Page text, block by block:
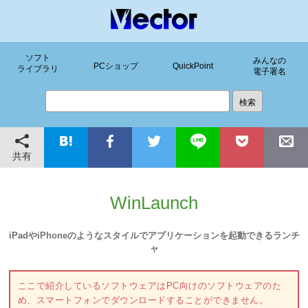
ソフト
ライブラリ
PCショップ QuickPoint
みんなの
電子署名
共有
WinLaunch
iPadやiPhoneのようなスタイルでアプリケーションを起動できるランチ
ャ
ここで紹介しているソフトウェアはPC向けのソフトウェアのた
め、スマートフォンでダウンロードすることができません。